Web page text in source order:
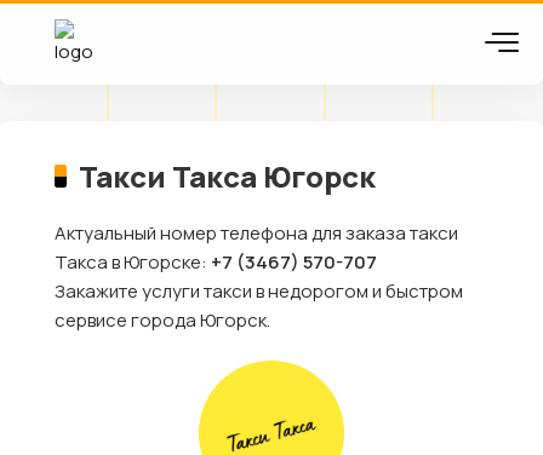
Такси Такса Югорск
Актуальный номер телефона для заказа такси
Такса в Югорске: +7 (3467) 570-707
Закажите услуги такси в недорогом и быстром
сервисе города Югорск.